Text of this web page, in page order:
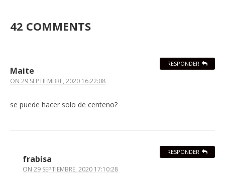
42 COMMENTS
Maite
ON 29 SEPTIEMBRE, 2020 16:22:08
se puede hacer solo de centeno?
RESPONDER
frabisa
ON 29 SEPTIEMBRE, 2020 17:10:28
RESPONDER